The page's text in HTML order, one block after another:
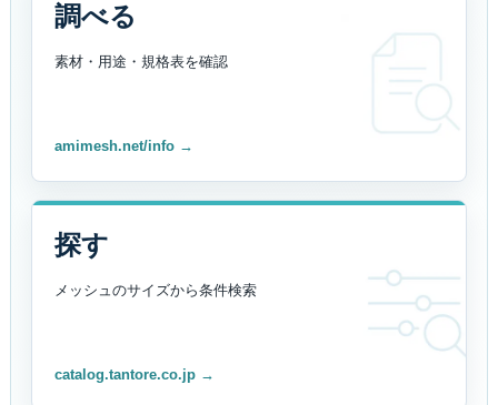
調べる
素材・用途・規格表を確認
amimesh.net/info →
探す
メッシュのサイズから条件検索
catalog.tantore.co.jp →